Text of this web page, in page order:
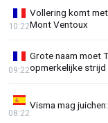
Vollering komt
Mont Ventoux
10:22
Grote naam moet
opmerkelijke strijd
09:22
Visma mag
08:22